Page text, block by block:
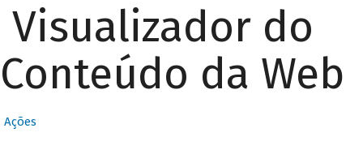
Visualizador do
Conteúdo da Web
Ações